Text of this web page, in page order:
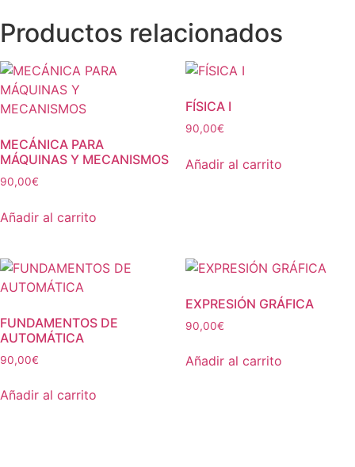
Productos relacionados
MECÁNICA PARA
MÁQUINAS Y MECANISMOS
90,00€
Añadir al carrito
FÍSICA I
90,00€
Añadir al carrito
FUNDAMENTOS DE
AUTOMÁTICA
90,00€
Añadir al carrito
EXPRESIÓN GRÁFICA
90,00€
Añadir al carrito